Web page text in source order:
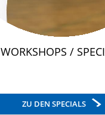
WORKSHOPS /
ZU DEN SPECIALS